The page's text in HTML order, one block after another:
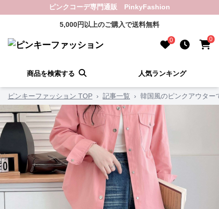
ピンクコーデ専門通販 PinkyFashion
5,000円以上のご購入で送料無料
0 0
商品を検索する 人気ランキング
ピンキーファッション TOP › 記事一覧 › 韓国風のピンクアウター